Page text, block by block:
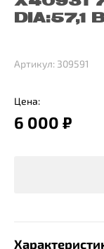
DIA:57,1
Цена:
6 000 ₽
Артикул: 309591